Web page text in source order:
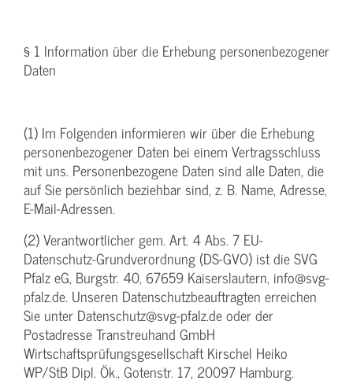
§ 1 Information über die Erhebung personenbezogener
Daten
(1) Im Folgenden informieren wir über die Erhebung
personenbezogener Daten bei einem Vertragsschluss
mit uns. Personenbezogene Daten sind alle Daten, die
auf Sie persönlich beziehbar sind, z. B. Name, Adresse,
E-Mail-Adressen.
(2) Verantwortlicher gem. Art. 4 Abs. 7 EU-
Datenschutz-Grundverordnung (DS-GVO) ist die SVG
Pfalz eG, Burgstr. 40, 67659 Kaiserslautern, info@svg-
pfalz.de. Unseren Datenschutzbeauftragten erreichen
Sie unter Datenschutz@svg-pfalz.de oder der
Postadresse Transtreuhand GmbH
Wirtschaftsprüfungsgesellschaft Kirschel Heiko
WP/StB Dipl. Ök., Gotenstr. 17, 20097 Hamburg.